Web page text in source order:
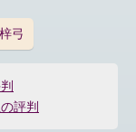
弓
評判